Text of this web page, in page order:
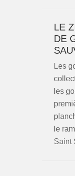
LE
DE
Les
les
le
Saint